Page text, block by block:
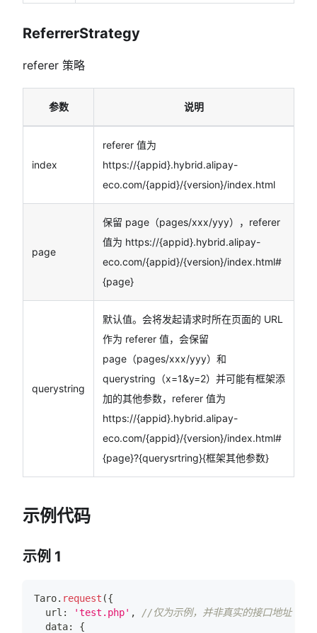
ReferrerStrategy
referer 策略
参数 说明
index
referer 值为
https://{appid}.hybrid.alipay-
eco.com/{appid}/{version}/index.html
page
保留 page（pages/xxx/yyy），referer
值为 https://{appid}.hybrid.alipay-
eco.com/{appid}/{version}/index.html#
{page}
querystring
默认值。会将发起请求时所在页面的 URL
作为 referer 值，会保留
page（pages/xxx/yyy）和
querystring（x=1&y=2）并可能有框架添
加的其他参数，referer 值为
https://{appid}.hybrid.alipay-
eco.com/{appid}/{version}/index.html#
{page}?{querysrtring}{框架其他参数}
示例代码
示例 1
Taro. request ({
  url
: 'test.php' ,
//仅为示例，并非真实的接口地址
  data
:
{